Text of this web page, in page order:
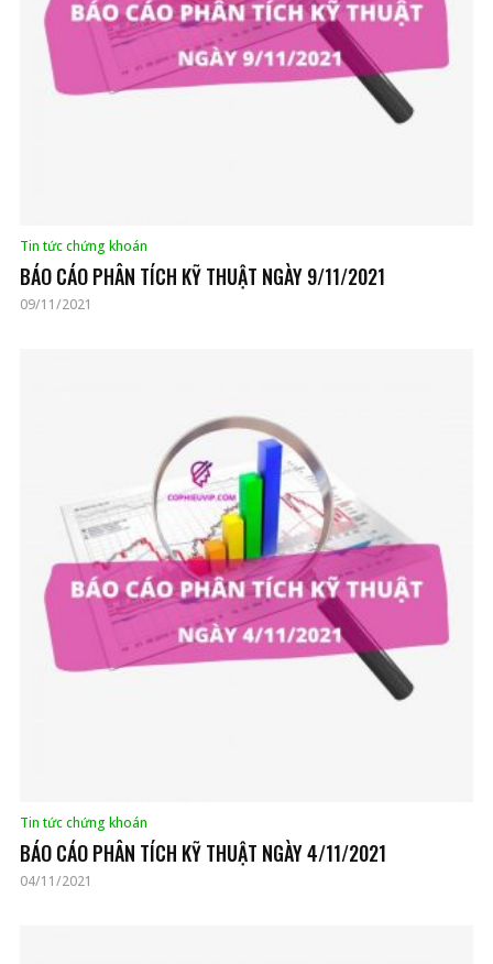
Tin tức chứng khoán
BÁO CÁO PHÂN TÍCH KỸ THUẬT NGÀY 9/11/2021
09/11/2021
Tin tức chứng khoán
BÁO CÁO PHÂN TÍCH KỸ THUẬT NGÀY 4/11/2021
04/11/2021